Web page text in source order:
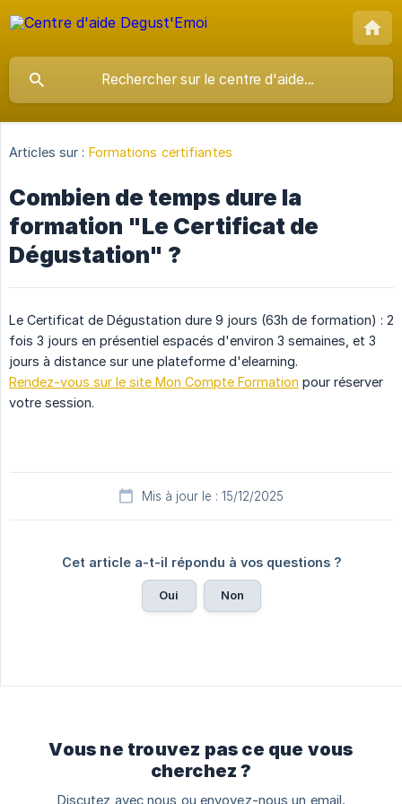
Articles sur : Formations certifiantes
Combien de temps dure la
formation "Le Certificat de
Dégustation" ?
Le Certificat de Dégustation dure 9 jours (63h de formation) : 2
fois 3 jours en présentiel espacés d'environ 3 semaines, et 3
jours à distance sur une plateforme d'elearning.
Rendez-vous sur le site Mon Compte Formation pour réserver
votre session.
Mis à jour le : 15/12/2025
Cet article a-t-il répondu à vos questions ?
Oui Non
Vous ne trouvez pas ce que vous
cherchez ?
Discutez avec nous ou envoyez-nous un email.